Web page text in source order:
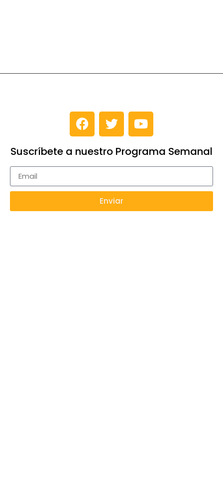
Suscríbete a nuestro Programa Semanal
Enviar